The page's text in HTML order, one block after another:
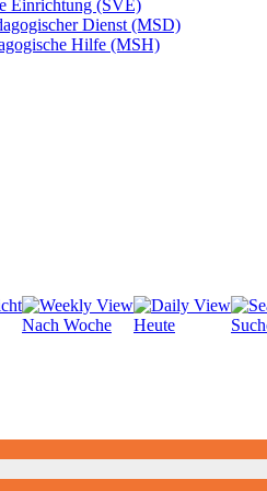
Einrichtung (SVE)
Dienst (MSD)
Hilfe (MSH)
Nach Woche Heute